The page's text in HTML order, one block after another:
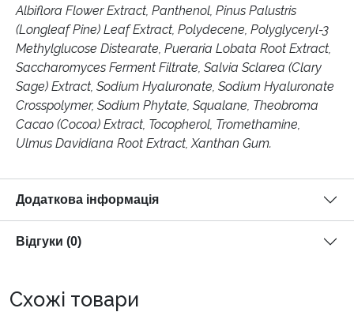
Albiflora Flower Extract, Panthenol, Pinus Palustris
(Longleaf Pine) Leaf Extract, Polydecene, Polyglyceryl-3
Methylglucose Distearate, Pueraria Lobata Root Extract,
Saccharomyces Ferment Filtrate, Salvia Sclarea (Clary
Sage) Extract, Sodium Hyaluronate, Sodium Hyaluronate
Crosspolymer, Sodium Phytate, Squalane, Theobroma
Cacao (Cocoa) Extract, Tocopherol, Tromethamine,
Ulmus Davidiana Root Extract, Xanthan Gum.
Додаткова інформація
Відгуки (0)
Схожі товари